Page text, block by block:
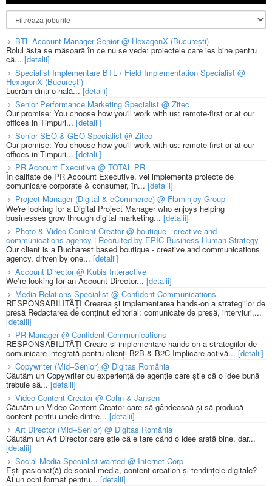
BTL Account Manager Senior @ HexagonX (București)
Rolul ăsta se măsoară în ce nu se vede: proiectele care ies bine pentru
că... [detalii]
Specialist Implementare BTL / Field Implementation Specialist @
HexagonX (București)
Lucrăm dintr-o hală... [detalii]
Senior Performance Marketing Specialist @ Zitec
Our promise: You choose how you'll work with us: remote-first or at our
offices in Timpuri... [detalii]
Senior SEO & GEO Specialist @ Zitec
Our promise: You choose how you'll work with us: remote-first or at our
offices in Timpuri... [detalii]
PR Account Executive @ TOTAL PR
În calitate de PR Account Executive, vei implementa proiecte de
comunicare corporate & consumer, în... [detalii]
Project Manager (Digital & eCommerce) @ Flaminjoy Group
We're looking for a Digital Project Manager who enjoys helping
businesses grow through digital marketing... [detalii]
Photo & Video Content Creator @ boutique - creative and
communications agency | Recruited by EPIC Business Human Strategy
Our client is a Bucharest based boutique - creative and communications
agency, driven by one... [detalii]
Account Director @ Kubis Interactive
We’re looking for an Account Director... [detalii]
Media Relations Specialist @ Confident Communications
RESPONSABILITĂȚI Crearea și implementarea hands-on a strategiilor de
presă Redactarea de conținut editorial: comunicate de presă, interviuri,...
[detalii]
PR Manager @ Confident Communications
RESPONSABILITĂȚI Creare și implementare hands-on a strategiilor de
comunicare integrată pentru clienți B2B & B2C Implicare activă... [detalii]
Copywriter (Mid–Senior) @ Digitas România
Căutăm un Copywriter cu experiență de agenție care știe că o idee bună
trebuie să... [detalii]
Video Content Creator @ Cohn & Jansen
Căutăm un Video Content Creator care să gândească și să producă
content pentru unele dintre... [detalii]
Art Director (Mid–Senior) @ Digitas România
Căutăm un Art Director care știe că e tare când o idee arată bine, dar...
[detalii]
Social Media Specialist wanted @ Internet Corp
Ești pasionat(ă) de social media, content creation și tendințele digitale?
Ai un ochi format pentru... [detalii]